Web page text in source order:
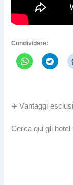
Condividere:
✈️ Vantaggi
Cerca qui gli